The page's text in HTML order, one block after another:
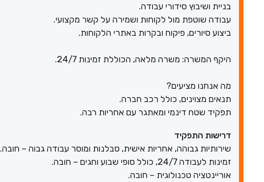
בניית ושיבוץ סידורי עבודה.
עבודה שוטפת מול לקוחות ושמירה על קשר מקצועי.
ביצוע סיורים, פיקוח ובקרות באתרי הלקוחות.
היקף המשרה: משרה מלאה, הכוללת זמינות 24/7.
מה אנחנו מציעים?
תנאים מצוינים, כולל רכב חברה.
תפקיד שטח דינמי ומאתגר עם אחריות רבה.
דרישות התפקיד
שירותיות גבוהה, אחריות אישית, סבלנות ומוסר עבודה גבוה – חובה.
זמינות לעבודה 24/7, כולל סופי שבוע וחגים – חובה.
אוריינטציה טכנולוגית – חובה.